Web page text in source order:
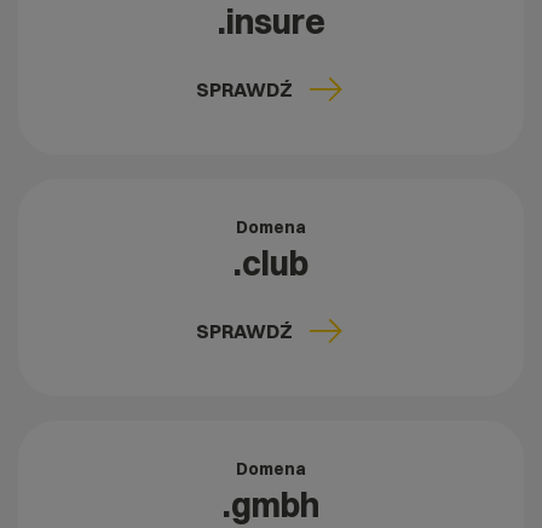
.insure
SPRAWDŹ
Domena
.club
SPRAWDŹ
Domena
.gmbh